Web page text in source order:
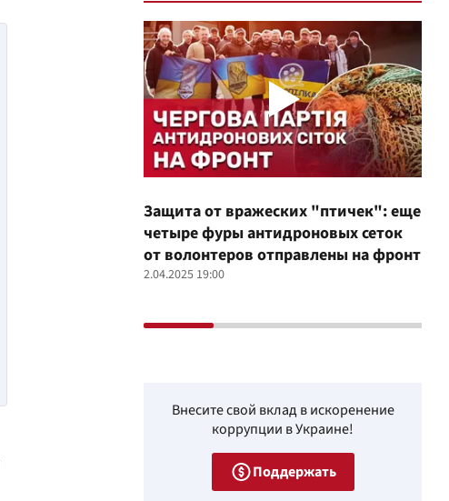
Защита от вражеских "птичек": еще
четыре фуры антидроновых сеток
от волонтеров отправлены на фронт
2.04.2025 19:00
Внесите свой вклад в искоренение
коррупции в Украине!
Поддержать